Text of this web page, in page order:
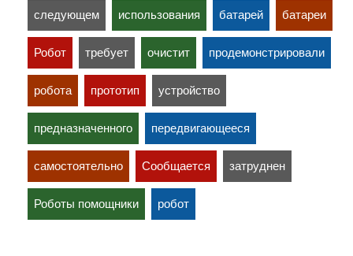
следующем использования батарей батареи
Робот требует очистит продемонстрировали
робота прототип устройство
предназначенного передвигающееся
самостоятельно Сообщается затруднен
Роботы помощники робот